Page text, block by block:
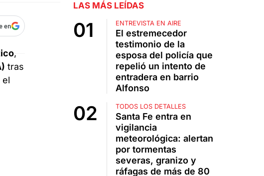
en
,
tras
el
LAS MÁS LEÍDAS
ENTREVISTA EN AIRE
El estremecedor
testimonio de la
esposa del policía que
repelió un intento de
entradera en barrio
Alfonso
TODOS LOS DETALLES
Santa Fe entra en
vigilancia
meteorológica: alertan
por tormentas
severas, granizo y
ráfagas de más de 80